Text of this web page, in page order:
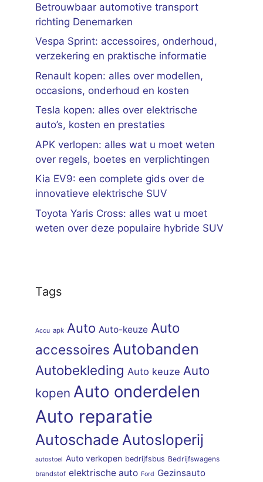
Betrouwbaar automotive transport
richting Denemarken
Vespa Sprint: accessoires, onderhoud,
verzekering en praktische informatie
Renault kopen: alles over modellen,
occasions, onderhoud en kosten
Tesla kopen: alles over elektrische
auto’s, kosten en prestaties
APK verlopen: alles wat u moet weten
over regels, boetes en verplichtingen
Kia EV9: een complete gids over de
innovatieve elektrische SUV
Toyota Yaris Cross: alles wat u moet
weten over deze populaire hybride SUV
Tags
Accu apk Auto Auto-keuze Auto
accessoires Autobanden
Autobekleding Auto keuze Auto
kopen Auto onderdelen
Auto reparatie
Autoschade Autosloperij
autostoel Auto verkopen bedrijfsbus Bedrijfswagens
brandstof elektrische auto Ford Gezinsauto